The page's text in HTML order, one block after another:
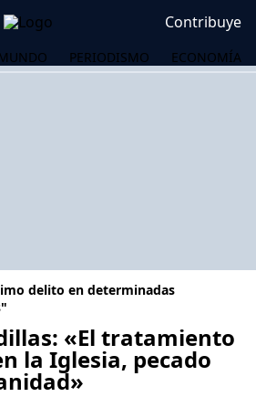
Contribuye
PERIODISMO ECONOMÍA
delito en determinadas
«El tratamiento
la Iglesia, pecado